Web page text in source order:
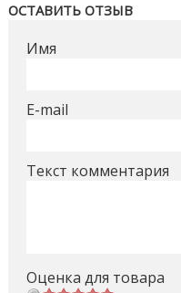
ОСТАВИТЬ ОТЗЫВ
Имя
E-mail
Текст комментария
Оценка для товара